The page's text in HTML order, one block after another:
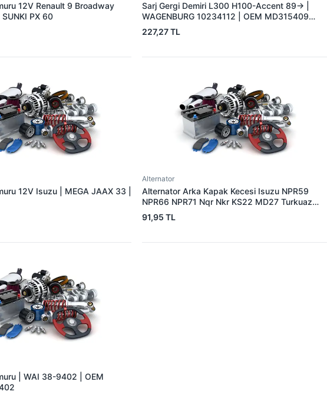
12V Renault 9 Broadway
PX 60
Sarj Gergi Demiri L300 H100-Accent 89-> |
WAGENBURG 10234112 | OEM MD315409
37461-42000
227,27 TL
12V Isuzu | MEGA JAAX 33 |
Alternator
Alternator Arka Kapak Kecesi Isuzu NPR59
NPR66 NPR71 Nqr Nkr KS22 MD27 Turkuaz
15×32×7.5 | 3E 5888310 | OEM
894156589051
91,95 TL
| WAI 38-9402 | OEM